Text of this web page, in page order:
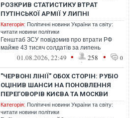
РОЗКРИВ СТАТИСТИКУ ВТРАТ
ПУТІНСЬКОЇ АРМІЇ У ЛИПНІ
Категорія: Політичні новини України та світу:
читати новини політики
Генштаб ЗСУ повідомив про втрати РФ
майже 43 тисяч солдатів за липень
01.08.2026, 22:49 • 258 • 0
"ЧЕРВОНІ ЛІНІЇ" ОБОХ СТОРІН: РУБІО
ОЦІНИВ ШАНСИ НА ПОНОВЛЕННЯ
ПЕРЕГОВОРІВ КИЄВА ТА МОСКВИ
Категорія: Політичні новини України та світу:
читати новини політики